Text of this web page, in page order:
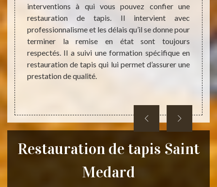
des
suivi
de
pour
le
interventions à qui vous pouvez confier une
restauration de tapis. Il intervient avec
professionnalisme et les délais qu’il se donne pour
terminer la remise en état sont toujours
respectés. Il a suivi une formation spécifique en
restauration de tapis qui lui permet d’assurer une
prestation de qualité.
êtes
Restauration de tapis Saint
Medard